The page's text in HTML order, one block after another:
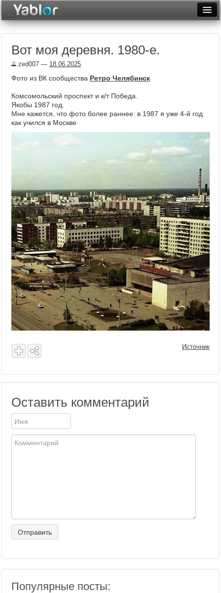
Неделя
Вот моя деревня. 1980-е.
zed007 — 18.06.2025
Фото из ВК сообщества Ретро Челябинск
Комсомольский проспект и к/т Победа.
Якобы 1987 год.
Мне кажется, что фото более раннее: в 1987 я уже 4-й год
как учился в Москве
Источник
Оставить комментарий
Популярные посты: